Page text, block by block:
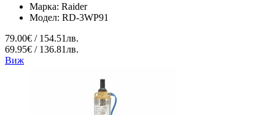
Марка: Raider
Модел: RD-3WP91
79.00€ / 154.51лв.
69.95€ / 136.81лв.
Виж